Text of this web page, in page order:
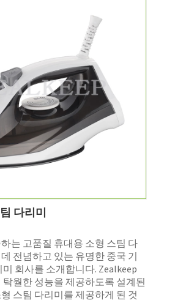
다리미
는 고품질 휴대용 소형 스팀 다
전념하고 있는 유명한 중국 기
회사를 소개합니다. Zealkeep
탁월한 성능을 제공하도록 설계된
스팀 다리미를 제공하게 된 것